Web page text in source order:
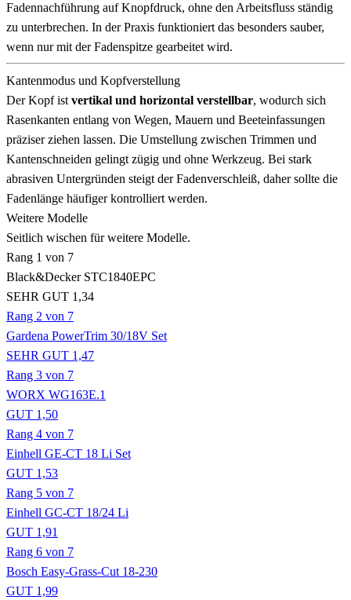
Fadennachführung auf Knopfdruck, ohne den Arbeitsfluss ständig
zu unterbrechen. In der Praxis funktioniert das besonders sauber,
wenn nur mit der Fadenspitze gearbeitet wird.
Kantenmodus und Kopfverstellung
Der Kopf ist vertikal und horizontal verstellbar, wodurch sich
Rasenkanten entlang von Wegen, Mauern und Beeteinfassungen
präziser ziehen lassen. Die Umstellung zwischen Trimmen und
Kantenschneiden gelingt zügig und ohne Werkzeug. Bei stark
abrasiven Untergründen steigt der Fadenverschleiß, daher sollte die
Fadenlänge häufiger kontrolliert werden.
Weitere Modelle
Seitlich wischen für weitere Modelle.
Rang 1 von 7
Black&Decker STC1840EPC
SEHR GUT 1,34
Rang 2 von 7
Gardena PowerTrim 30/18V Set
SEHR GUT 1,47
Rang 3 von 7
WORX WG163E.1
GUT 1,50
Rang 4 von 7
Einhell GE-CT 18 Li Set
GUT 1,53
Rang 5 von 7
Einhell GC-CT 18/24 Li
GUT 1,91
Rang 6 von 7
Bosch Easy-Grass-Cut 18-230
GUT 1,99